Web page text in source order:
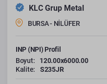
KLC Grup Metal
BURSA - NİLÜFER
INP (NPI) Profil
Boyut:
120.00x6000.00
Kalite:
S235JR